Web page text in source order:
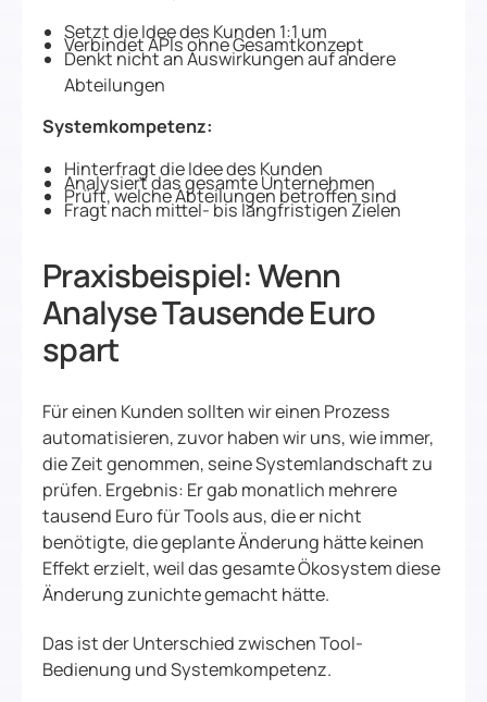
Setzt die Idee des Kunden 1:1 um
Verbindet APIs ohne Gesamtkonzept
Denkt nicht an Auswirkungen auf andere
Abteilungen
Systemkompetenz:
Hinterfragt die Idee des Kunden
Analysiert das gesamte Unternehmen
Prüft, welche Abteilungen betroffen sind
Fragt nach mittel- bis langfristigen Zielen
Praxisbeispiel: Wenn
Analyse Tausende Euro
spart
Für einen Kunden sollten wir einen Prozess
automatisieren, zuvor haben wir uns, wie immer,
die Zeit genommen, seine Systemlandschaft zu
prüfen. Ergebnis: Er gab monatlich mehrere
tausend Euro für Tools aus, die er nicht
benötigte, die geplante Änderung hätte keinen
Effekt erzielt, weil das gesamte Ökosystem diese
Änderung zunichte gemacht hätte.
Das ist der Unterschied zwischen Tool-
Bedienung und Systemkompetenz.